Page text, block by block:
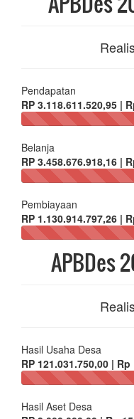
Pendapatan
RP 3.118.611.520,95 |
Belanja
RP 3.458.676.918,16 |
Pembiayaan
RP 1.130.914.797,26 |
APBDes
Hasil Usaha Desa
RP 121.031.750,00 |
Hasil Aset Desa